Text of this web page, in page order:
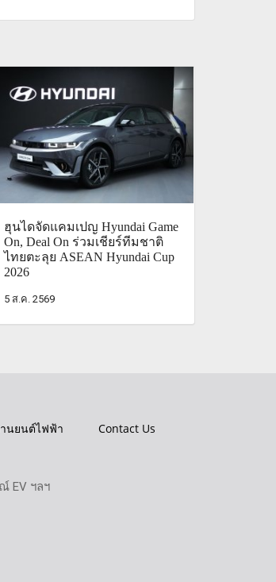
ฮุนไดจัดแคมเปญ Hyundai Game
On, Deal On ร่วมเชียร์ทีมชาติ
ไทยตะลุย ASEAN Hyundai Cup
2026
5 ส.ค. 2569
นยนต์ไฟฟ้า
Contact Us
EV ฯลฯ